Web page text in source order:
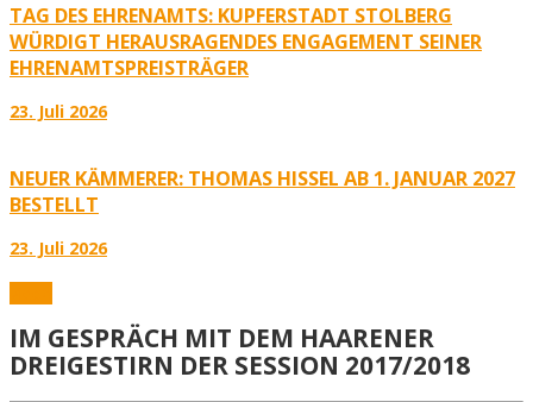
TAG DES EHRENAMTS: KUPFERSTADT STOLBERG
WÜRDIGT HERAUSRAGENDES ENGAGEMENT SEINER
EHRENAMTSPREISTRÄGER
23. Juli 2026
NEUER KÄMMERER: THOMAS HISSEL AB 1. JANUAR 2027
BESTELLT
23. Juli 2026
IM GESPRÄCH MIT DEM HAARENER
DREIGESTIRN DER SESSION 2017/2018